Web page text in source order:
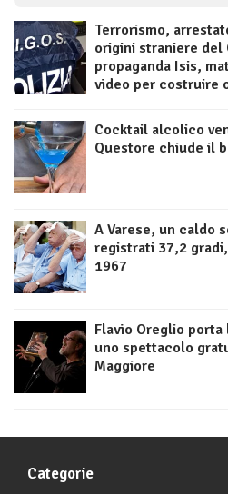
Terrorismo,
origini straniere del
propaganda Isis,
video per costruire
Cocktail alcolico
Questore chiude il
A Varese, un caldo
registrati 37,2
1967
Flavio Oreglio
uno spettacolo
Maggiore
Categorie